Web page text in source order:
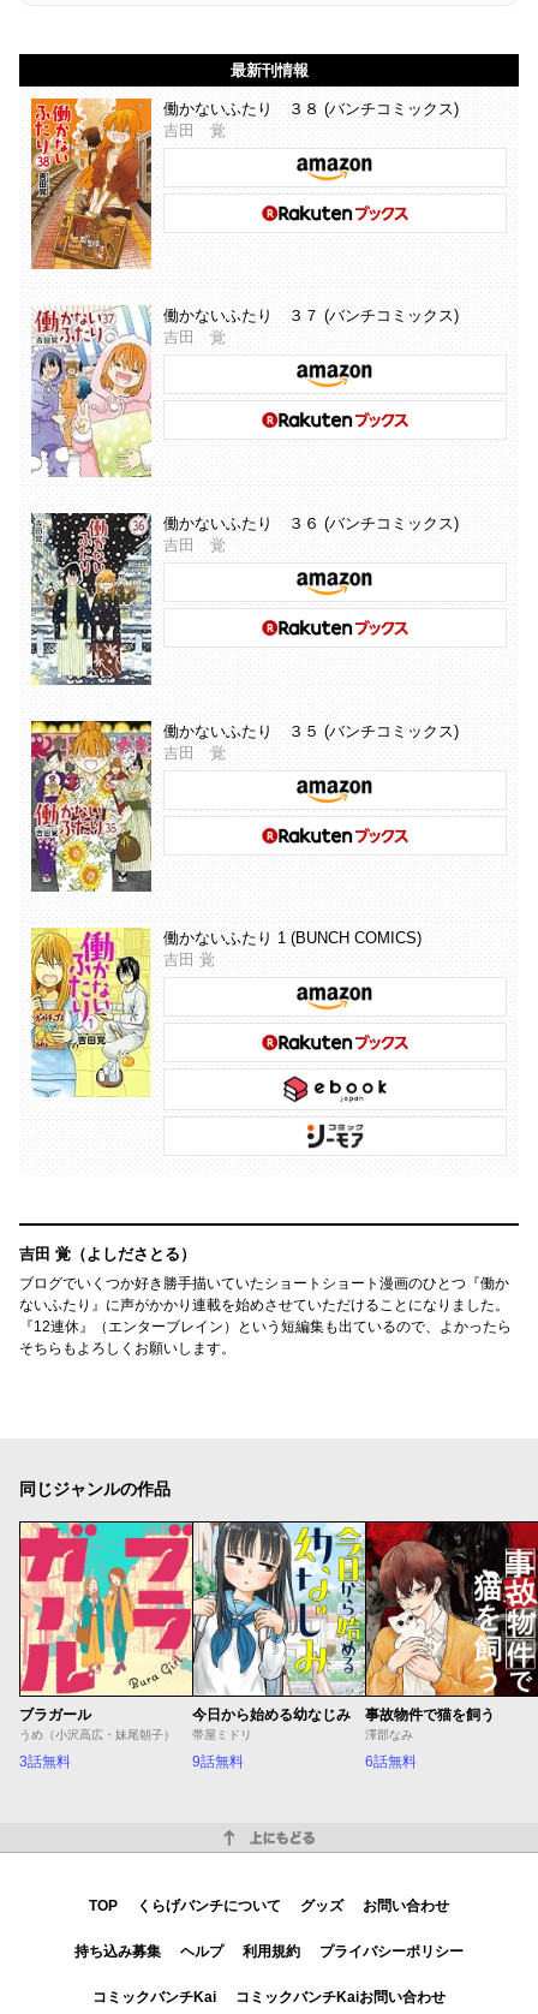
最新刊情報
働かないふたり ３８ (バンチコミックス)
吉田 覚
働かないふたり ３７ (バンチコミックス)
吉田 覚
働かないふたり ３６ (バンチコミックス)
吉田 覚
働かないふたり ３５ (バンチコミックス)
吉田 覚
働かないふたり 1 (BUNCH COMICS)
吉田 覚
吉田 覚（よしださとる）
ブログでいくつか好き勝手描いていたショートショート漫画のひとつ『働か
ないふたり』に声がかかり連載を始めさせていただけることになりました。
『12連休』（エンターブレイン）という短編集も出ているので、よかったら
そちらもよろしくお願いします。
同じジャンルの作品
ブラガール
うめ（小沢高広・妹尾朝子）
3話無料
今日から始める幼なじみ
帯屋ミドリ
9話無料
事故物件で猫を飼う
澤部なみ
6話無料
TOP くらげバンチについて グッズ お問い合わせ
持ち込み募集 ヘルプ 利用規約 プライバシーポリシー
コミックバンチKai コミックバンチKaiお問い合わせ